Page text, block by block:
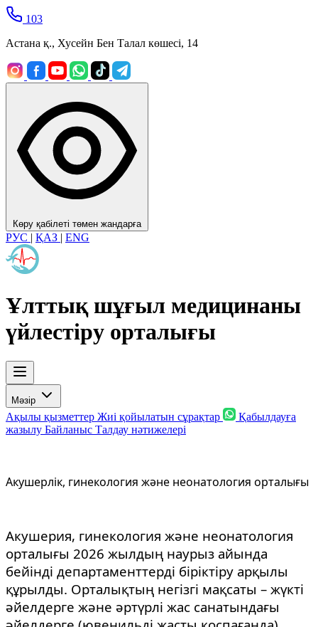
103
Астана қ., Хусейн Бен Талал көшесі, 14
Көру қабілеті төмен жандарға
РУС | ҚАЗ | ENG
Ұлттық шұғыл медицинаны
үйлестіру орталығы
Мәзір
Ақылы қызметтер Жиі қойылатын сұрақтар
Қабылдауға
жазылу Байланыс Талдау нәтижелері
Акушерлік, гинекология және неонатология орталығы
Акушерия, гинекология және неонатология
орталығы 2026 жылдың наурыз айында
бейінді департаменттерді біріктіру арқылы
құрылды. Орталықтың негізгі мақсаты – жүкті
әйелдерге және әртүрлі жас санатындағы